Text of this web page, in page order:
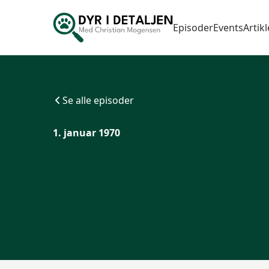
EpisoderEvents
Se alle episoder
1. januar 1970